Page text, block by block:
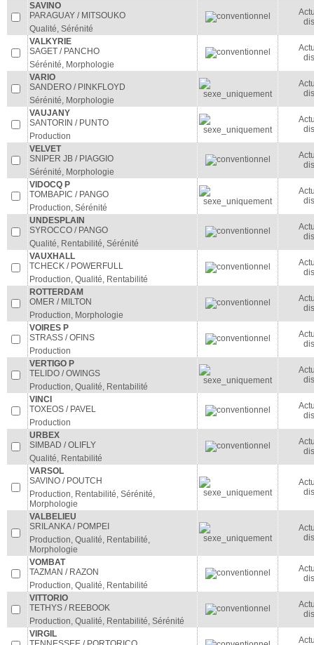
SAVINO
PARAGUAY / MITSOUKO
Qualité, Sérénité
VALKYRIE
SAGET / PANCHO
Sérénité, Morphologie
VARIO
SANDERO / PINKFLOYD
Sérénité, Morphologie
VAUJANY
SANTORIN / PUNTO
Production
VELVET
SNIPER JB / PIAGGIO
Sérénité, Morphologie
VIDOCQ P
TOMBAPIC / PANGO
Production, Sérénité
UNDESPLAIN
SYROCCO / PANGO
Qualité, Rentabilité, Sérénité
VAUXHALL
TCHECK / POWERFULL
Production, Qualité, Rentabilité
ROTTERDAM
OMER / MILTON
Production, Morphologie
VOIRES P
STRASS / OFINS
Production
VERTIGO P
TELIDO / OWINGS
Production, Qualité, Rentabilité
VINCI
TOXEOS / PAVEL
Production
URBEX
SIMBAD / OLIFLY
Qualité, Rentabilité
VARSOL
SAVINO / POUTCH
Production, Rentabilité, Sérénité,
Morphologie
VALBELIEU
SRILANKA / POMPEI
Production, Qualité, Rentabilité,
Morphologie
VOMBAT
TAZMAN / RAZON
Production, Qualité, Rentabilité
VITTORIO
TETHYS / REEBOOK
Production, Qualité, Rentabilité, Sérénité
VIRGIL